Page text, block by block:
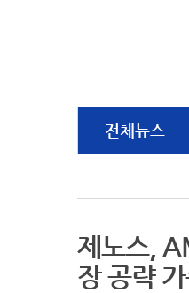
전체뉴스
제노스,
장 공략